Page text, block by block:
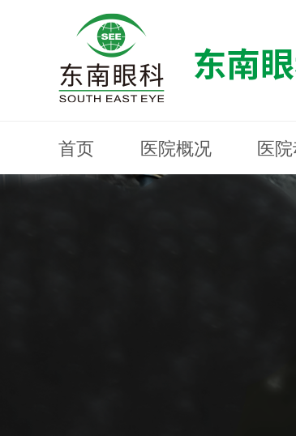
首页 医院概况 医